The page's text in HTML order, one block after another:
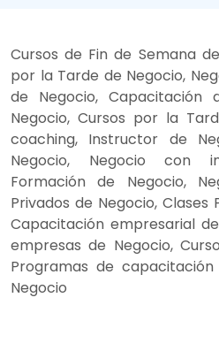
Cursos de Fin de Semana
por la Tarde de Negocio,
de Negocio, Capacitación
Negocio, Cursos por la
coaching, Instructor de
Negocio, Negocio con
Formación de Negocio,
Privados de Negocio, Clases
Capacitación empresarial
empresas de Negocio,
Programas de
Negocio